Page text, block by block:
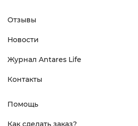
Отзывы
Новости
Журнал Antares Life
Контакты
Помощь
Как сделать заказ?